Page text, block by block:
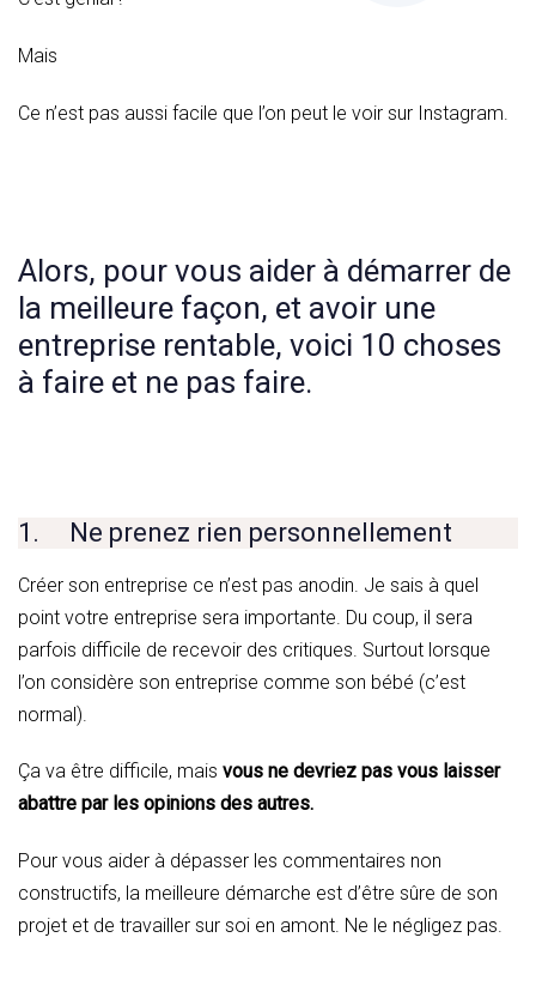
Mais
Ce n’est pas aussi facile que l’on peut le voir sur Instagram.
Alors, pour vous aider à démarrer de
la meilleure façon, et avoir une
entreprise rentable, voici 10 choses
à faire et ne pas faire.
1. Ne prenez rien personnellement
Créer son entreprise ce n’est pas anodin. Je sais à quel
point votre entreprise sera importante. Du coup, il sera
parfois difficile de recevoir des critiques. Surtout lorsque
l’on considère son entreprise comme son bébé (c’est
normal).
Ça va être difficile, mais vous ne devriez pas vous laisser
abattre par les opinions des autres.
Pour vous aider à dépasser les commentaires non
constructifs, la meilleure démarche est d’être sûre de son
projet et de travailler sur soi en amont. Ne le négligez pas.